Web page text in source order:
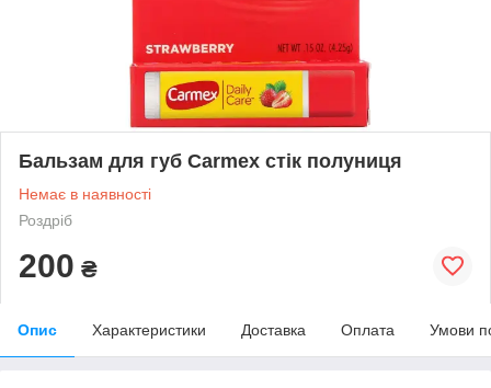
Бальзам для губ Carmex стік полуниця
Немає в наявності
Роздріб
200 ₴
Опис Характеристики Доставка Оплата Умови